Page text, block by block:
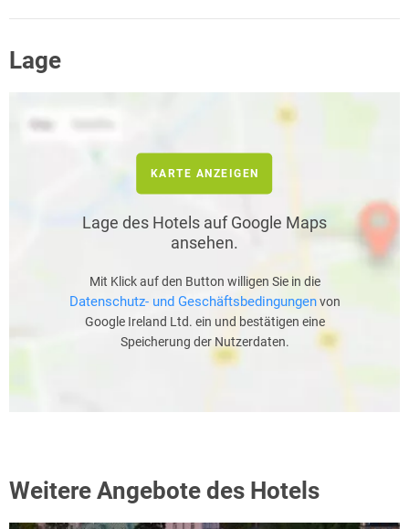
Lage
KARTE ANZEIGEN
Lage des Hotels auf Google Maps
ansehen.
Mit Klick auf den Button willigen Sie in die
Datenschutz- und Geschäftsbedingungenvon
Google Ireland Ltd. ein und bestätigen eine
Speicherung der Nutzerdaten.
Weitere Angebote des Hotels